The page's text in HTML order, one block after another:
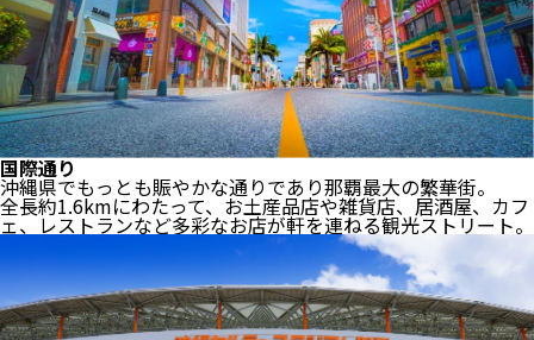
国際通り
沖縄県でもっとも賑やかな通りであり那覇最大の繁華街。
全長約1.6kmにわたって、お土産品店や雑貨店、居酒屋、カフ
ェ、レストランなど多彩なお店が軒を連ねる観光ストリート。